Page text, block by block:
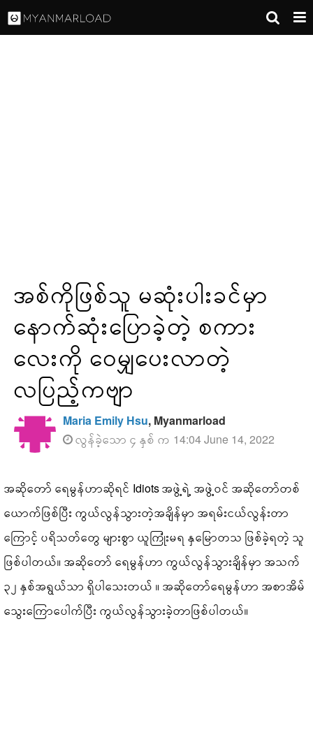
အစ်ကိုဖြစ်သူ မဆုံးပါးခင်မှာ
နောက်ဆုံးပြောခဲ့တဲ့ စကား
လေးကို ဝေမျှပေးလာတဲ့
လပြည့်ကဗျာ
Maria Emily Hsu, Myanmarload
လွန်ခဲ့သော ၄ နှစ် က 14:04 June 14, 2022
အဆိုတော် ရေမွန်ဟာဆိုရင် Idiots အဖွဲ့ရဲ့ အဖွဲ့ဝင် အဆိုတော်တစ်
ယောက်ဖြစ်ပြီး ကွယ်လွန်သွားတဲ့အချိန်မှာ အရမ်းငယ်လွန်းတာ
ကြောင့် ပရိသတ်တွေ များစွာ ယူကြုံးမရ နှမြောတသ ဖြစ်ခဲ့ရတဲ့ သူ
ဖြစ်ပါတယ်။ အဆိုတော် ရေမွန်ဟာ ကွယ်လွန်သွားချိန်မှာ အသက်
၃၂ နှစ်အရွယ်သာ ရှိပါသေးတယ် ။ အဆိုတော်ရေမွန်ဟာ အစာအိမ်
သွေးကြောပေါက်ပြီး ကွယ်လွန်သွားခဲ့တာဖြစ်ပါတယ်။